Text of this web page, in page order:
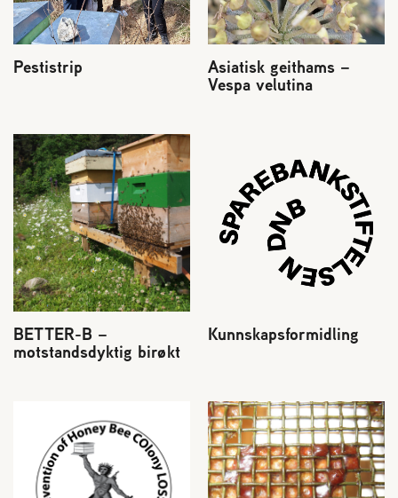
Pestistrip Asiatisk geithams –
Vespa velutina
BETTER-B –
motstandsdyktig birøkt
Kunnskapsformidling